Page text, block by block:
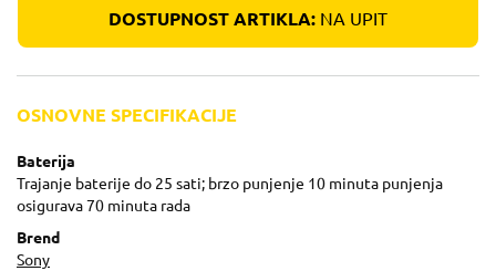
DOSTUPNOST ARTIKLA: NA UPIT
OSNOVNE SPECIFIKACIJE
Baterija
Trajanje baterije do 25 sati; brzo punjenje 10 minuta punjenja
osigurava 70 minuta rada
Brend
Sony